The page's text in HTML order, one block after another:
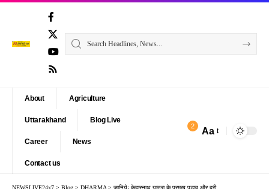
About Agriculture
Uttarakhand Blog Live
Career News
Contact us
2 Aa
NEWSLIVE24x7 > Blog > DHARMA > जानियेः केदारनाथ यात्रा के प्रमुख पड़ाव और दूरी